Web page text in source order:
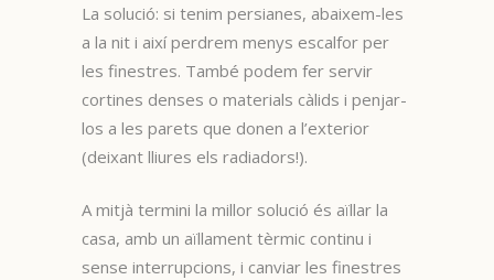
La solució: si tenim persianes, abaixem-les
a la nit i així perdrem menys escalfor per
les finestres. També podem fer servir
cortines denses o materials càlids i penjar-
los a les parets que donen a l’exterior
(deixant lliures els radiadors!).
A mitjà termini la millor solució és aïllar la
casa, amb un aïllament tèrmic continu i
sense interrupcions, i canviar les finestres